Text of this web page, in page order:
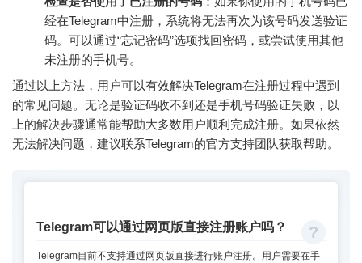
经在Telegram中注册，系统将无法再次为该号码发送验证
码。可以通过“忘记密码”选项找回密码，或尝试使用其他
未注册的手机号。
通过以上方法，用户可以有效解决Telegram在注册过程中遇到
的常见问题。无论是验证码收不到还是手机号码验证失败，以
上的解决步骤通常能帮助大多数用户顺利完成注册。如果依然
无法解决问题，建议联系Telegram的官方支持团队获取帮助。
Telegram可以通过网页版直接注册账户吗？
Telegram目前不支持通过网页版直接进行账户注册。用户需要在手